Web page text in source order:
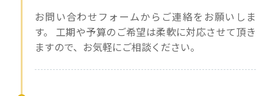
お問い合わせフォームからご連絡をお願いしま
す。 工期や予算のご希望は柔軟に対応させて頂き
ますので、お気軽にご相談ください。